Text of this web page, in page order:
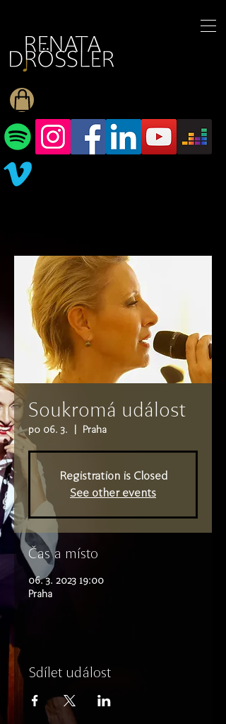
Soukromá událost
po 06. 3. Praha
Registration is Closed
See other events
Čas a místo
06. 3. 2023 19:00
Praha
Sdílet událost